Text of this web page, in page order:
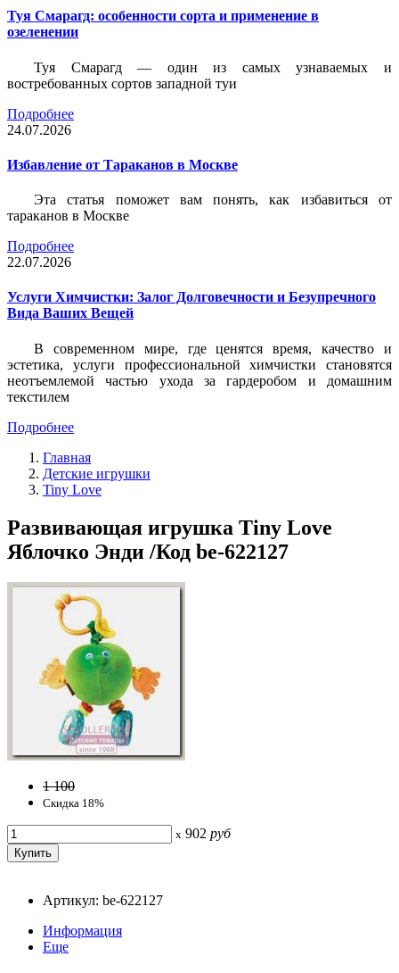
Туя Смарагд: особенности сорта и применение в
озеленении
Туя Смарагд — один из самых узнаваемых и
востребованных сортов западной туи
Подробнее
24.07.2026
Избавление от Тараканов в Москве
Эта статья поможет вам понять, как избавиться от
тараканов в Москве
Подробнее
22.07.2026
Услуги Химчистки: Залог Долговечности и Безупречного
Вида Ваших Вещей
В современном мире, где ценятся время, качество и
эстетика, услуги профессиональной химчистки становятся
неотъемлемой частью ухода за гардеробом и домашним
текстилем
Подробнее
Главная
Детские игрушки
Tiny Love
Развивающая игрушка Tiny Love
Яблочко Энди /Код be-622127
1 100
Скидка 18%
x 902 руб
Артикул: be-622127
Информация
Еще